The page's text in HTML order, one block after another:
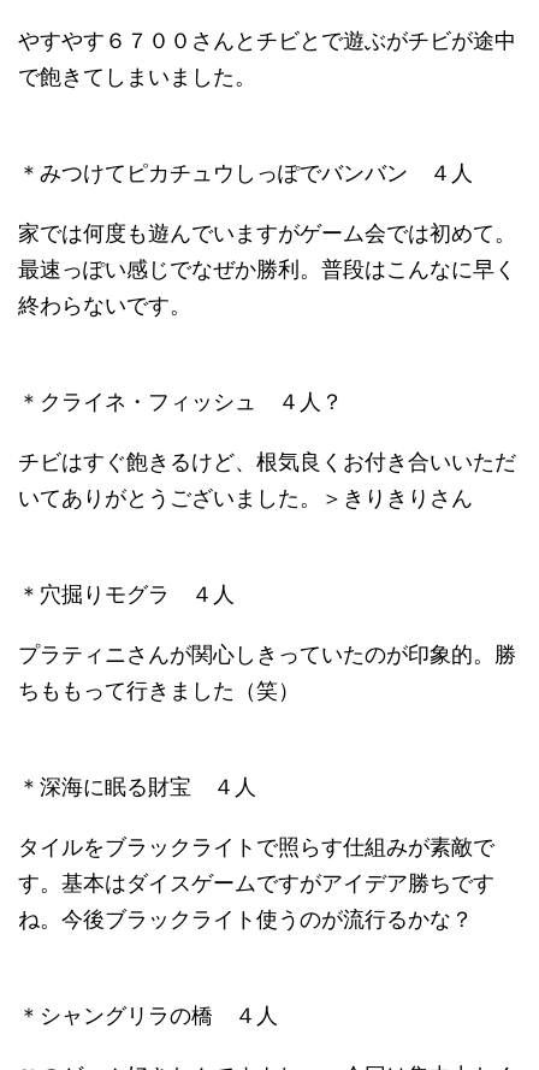
やすやす６７００さんとチビとで遊ぶがチビが途中
で飽きてしまいました。
＊みつけてピカチュウしっぽでバンバン ４人
家では何度も遊んでいますがゲーム会では初めて。
最速っぽい感じでなぜか勝利。普段はこんなに早く
終わらないです。
＊クライネ・フィッシュ ４人？
チビはすぐ飽きるけど、根気良くお付き合いいただ
いてありがとうございました。＞きりきりさん
＊穴掘りモグラ ４人
プラティニさんが関心しきっていたのが印象的。勝
ちももって行きました（笑）
＊深海に眠る財宝 ４人
タイルをブラックライトで照らす仕組みが素敵で
す。基本はダイスゲームですがアイデア勝ちです
ね。今後ブラックライト使うのが流行るかな？
＊シャングリラの橋 ４人